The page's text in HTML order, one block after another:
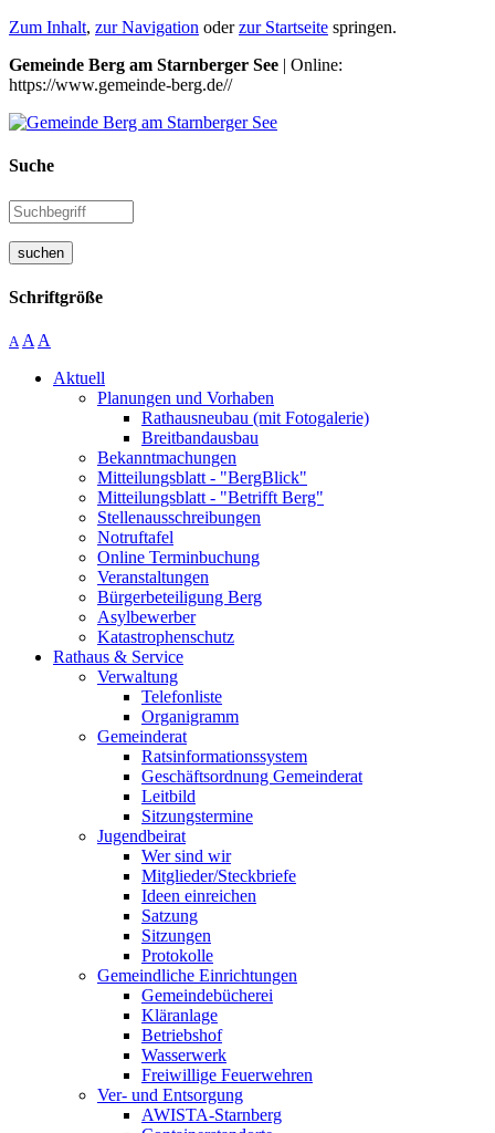
Zum Inhalt, zur Navigation oderzur Startseite springen.
Gemeinde Berg am Starnberger See | Online:
https://www.gemeinde-berg.de//
Suche
suchen
Schriftgröße
A A A
Aktuell
Planungen und Vorhaben
Rathausneubau (mit Fotogalerie)
Breitbandausbau
Bekanntmachungen
Mitteilungsblatt - "BergBlick"
Mitteilungsblatt - "Betrifft Berg"
Stellenausschreibungen
Notruftafel
Online Terminbuchung
Veranstaltungen
Bürgerbeteiligung Berg
Asylbewerber
Katastrophenschutz
Rathaus & Service
Verwaltung
Telefonliste
Organigramm
Gemeinderat
Ratsinformationssystem
Geschäftsordnung Gemeinderat
Leitbild
Sitzungstermine
Jugendbeirat
Wer sind wir
Mitglieder/Steckbriefe
Ideen einreichen
Satzung
Sitzungen
Protokolle
Gemeindliche Einrichtungen
Gemeindebücherei
Kläranlage
Betriebshof
Wasserwerk
Freiwillige Feuerwehren
Ver- und Entsorgung
AWISTA-Starnberg